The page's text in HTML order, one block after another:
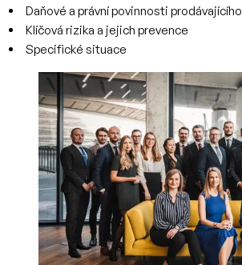
Daňové a právní povinnosti prodávajícího
Klíčová rizika a jejich prevence
Specifické situace